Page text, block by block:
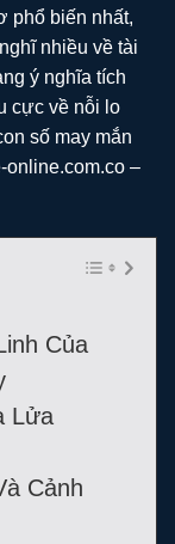
phổ biến nhất,
nhiều về tài
ý nghĩa tích
cực về nỗi lo
số may mắn
online.com.co –
Của
Lửa
Cảnh